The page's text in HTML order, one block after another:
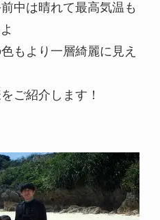
中は晴れて最高気温も
もより一層綺麗に見え
ご紹介します！